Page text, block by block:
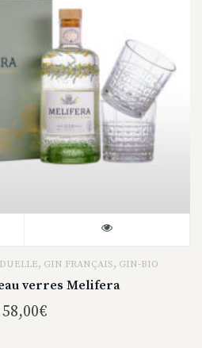
, GIN FRANÇAIS, GIN-BIO
verres Melifera
58,00€